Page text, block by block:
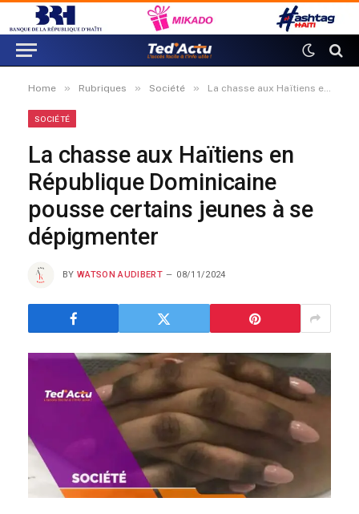
Home » Rubriques » Société » La chasse aux Haïtiens en République Dominicaine pousse certains jeunes à se dépigmenter
SOCIÉTÉ
La chasse aux Haïtiens en
République Dominicaine
pousse certains jeunes à se
dépigmenter
BY WATSON AUDIBERT 08/11/2024